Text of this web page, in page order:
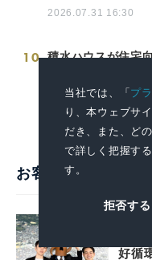
当社では、「プ
り、本ウェブサ
だき、また、ど
で詳しく把握す
す。
拒否する
2026.07.31 16:30
10
積水ハウスが住宅
R100」を標準採用
2026.08.03 14:30
お客様の声・活用事
戦略
好循